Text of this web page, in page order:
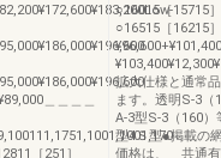
＿＿＿＿
［251］
○16015［15715］
○16515［16215
拡大仕様と通常
ます。透明S-3
A-3型S-3（160
型4Ｓ型●掲載の
価格は、 共通有